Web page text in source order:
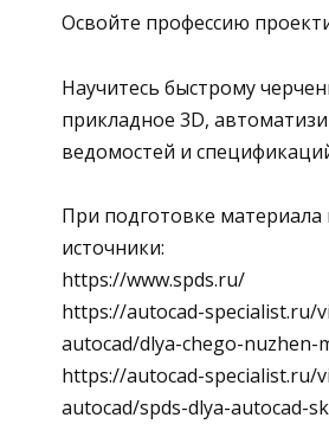
Освойте профессию
Научитесь быстрому
прикладное 3D,
ведомостей и
При подготовке материала
источники:
https://www.spds.ru/
https://autocad-specialist.ru/
autocad/dlya-chego-nuzhen-
https://autocad-specialist.ru/
autocad/spds-dlya-autocad-